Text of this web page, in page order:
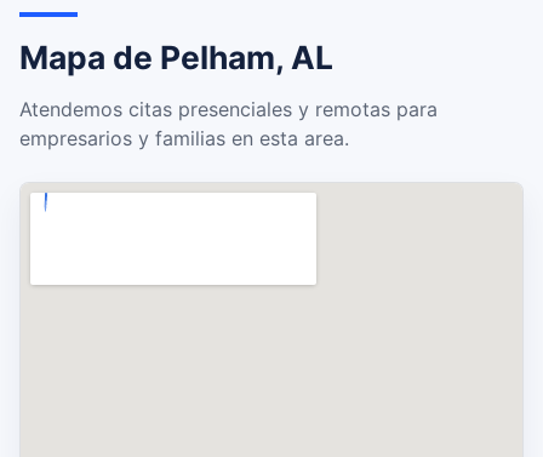
Mapa de Pelham, AL
Atendemos citas presenciales y remotas para
empresarios y familias en esta area.